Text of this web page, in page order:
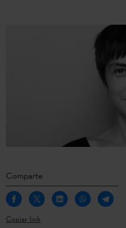
Comparte
Copiar link